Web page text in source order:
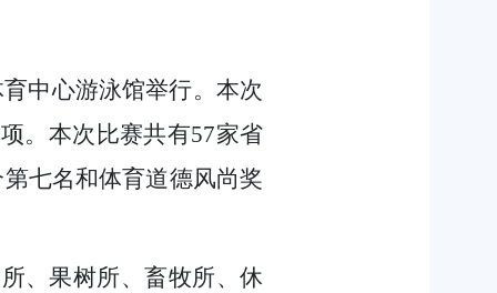
中心游泳馆举行。本次
。本次比赛共有57家省
七名和体育道德风尚奖
、果树所、畜牧所、休